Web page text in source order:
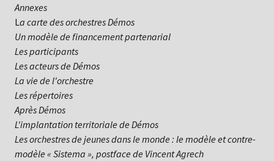
Annexes
La carte des orchestres Démos
Un modèle de financement partenarial
Les participants
Les acteurs de Démos
La vie de l'orchestre
Les répertoires
Après Démos
L'implantation territoriale de Démos
Les orchestres de jeunes dans le monde : le modèle et contre-
modèle « Sistema », postface de Vincent Agrech